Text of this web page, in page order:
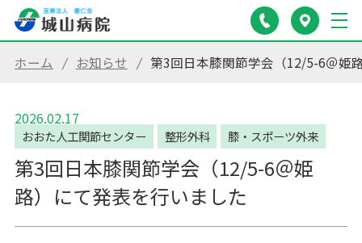
ホーム お知らせ 第3回日本膝関節学会（12/5-6＠姫
第3回日本膝関節学会（12/5-6＠姫
路）にて発表を行いました
2026.02.17
おおた人工関節センター 整形外科 膝・スポーツ外来